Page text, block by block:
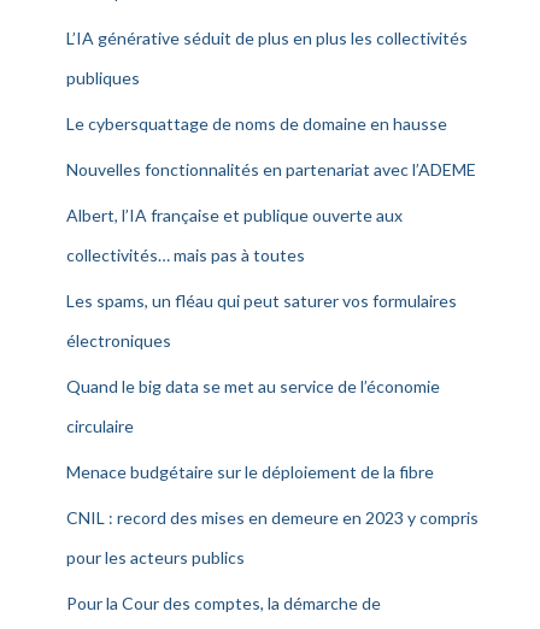
L’IA générative séduit de plus en plus les collectivités
publiques
Le cybersquattage de noms de domaine en hausse
Nouvelles fonctionnalités en partenariat avec l’ADEME
Albert, l’IA française et publique ouverte aux
collectivités… mais pas à toutes
Les spams, un fléau qui peut saturer vos formulaires
électroniques
Quand le big data se met au service de l’économie
circulaire
Menace budgétaire sur le déploiement de la fibre
CNIL : record des mises en demeure en 2023 y compris
pour les acteurs publics
Pour la Cour des comptes, la démarche de